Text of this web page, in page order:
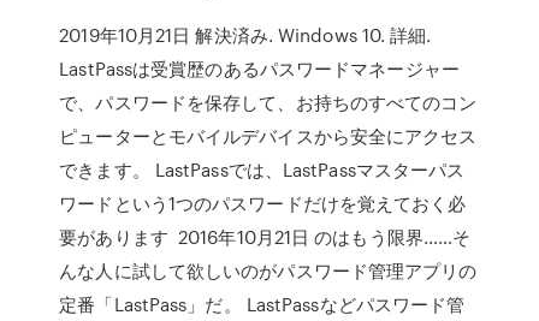
2019年10月21日 解決済み. Windows 10. 詳細.
LastPassは受賞歴のあるパスワードマネージャー
で、パスワードを保存して、お持ちのすべてのコン
ピューターとモバイルデバイスから安全にアクセス
できます。 LastPassでは、LastPassマスターパス
ワードという1つのパスワードだけを覚えておく必
要があります 2016年10月21日 のはもう限界……そ
んな人に試して欲しいのがパスワード管理アプリの
定番「LastPass」だ。 LastPassなどパスワード管